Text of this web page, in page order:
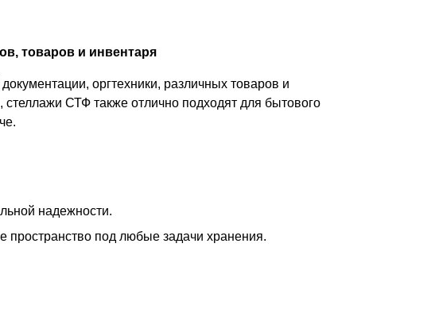
товаров и инвентаря
оргтехники, различных товаров и
СТФ также отлично подходят для бытового
надежности.
пространство под любые задачи хранения.